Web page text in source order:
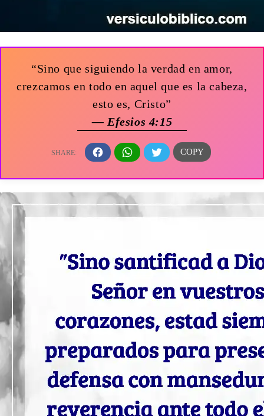
“Sino que siguiendo la verdad en amor,
crezcamos en todo en aquel que es la cabeza,
esto es, Cristo”
— Efesios 4:15